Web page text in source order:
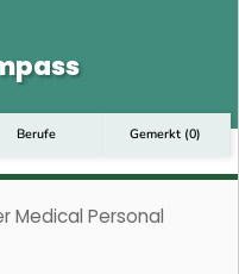
Berufe Gemerkt (0)
Medical Personal